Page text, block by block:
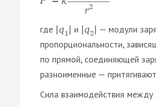
r2
где |q1 | и |q2 | — модули
пропорциональности,
по прямой, соединяющей
разноименные —
Сила взаимодействия